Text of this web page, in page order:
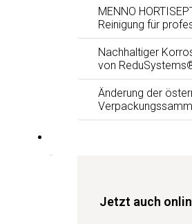
MENNO
Reinigung für
Nachhaltiger
von
Änderung der
Jetzt auch